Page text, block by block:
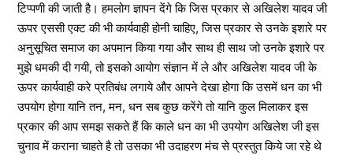
टिप्पणी की जाती है। हमलोग ज्ञापन देंगे कि जिस प्रकार से अखिलेश यादव जी
ऊपर एससी एक्ट की भी कार्यवाही होनी चाहिए, जिस प्रकार से उनके इशारे पर
अनुसूचित समाज का अपमान किया गया और साथ ही साथ जो उनके इशारे पर
मुझे धमकी दी गयी, तो इसको आयोग संज्ञान में ले और अखिलेश यादव जी के
ऊपर कार्यवाही करे प्रतिबंध लगाये और आपने देखा होगा कि उसमें धन का भी
उपयोग होगा यानि तन, मन, धन सब कुछ करेंगे तो यानि कुल मिलाकर इस
प्रकार की आप समझ सकते हैं कि काले धन का भी उपयोग अखिलेश जी इस
चुनाव में कराना चाहते है तो उसका भी उदाहरण मंच से प्रस्तुत किये जा रहे थे